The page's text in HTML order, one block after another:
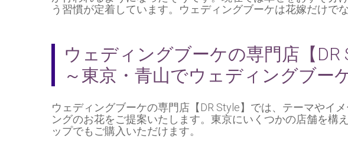
う習慣が定着しています。ウェディングブーケは花嫁だけで
ウェディングブーケの専門店【DR
～東京・青山でウェディングブー
ウェディングブーケの専門店【DR Style】では、テーマやイ
ングのお花をご提案いたします。 東京にいくつかの店舗を構
ップでもご購入いただけます。